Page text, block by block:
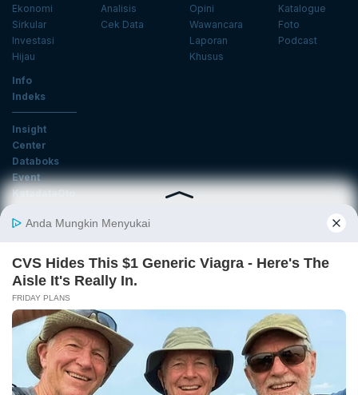
Ekonomi
Sirkular
Investasi
Hijau
Analisis
Cek Data
Opini
Wawancara
Laporan
Khusus
Katalogue
Foto
Podcast
Info
Indeks
Insight
Center
Databoks
Event
KatadataOto
Email
Daftar
Tentang Katadata Advertising Karier
Pedoman Media Siber
Kebijakan Privasi
Disclaimer Hubungi Kami